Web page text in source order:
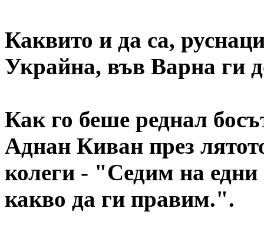
Каквито и да са,
Украйна, във Варна ги
Как го беше реднал
Аднан Киван през
колеги - "Седим на
какво да ги правим.".